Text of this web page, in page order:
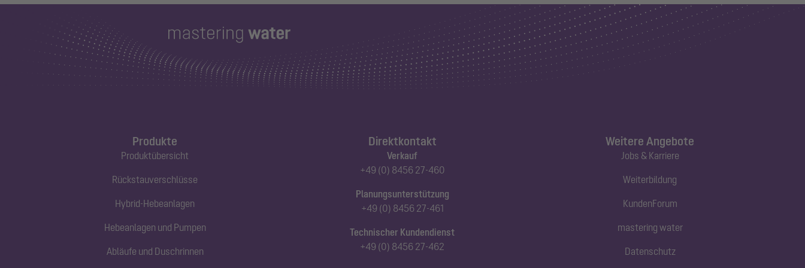
Produkte
Produktübersicht
Rückstauverschlüsse
Hybrid-Hebeanlagen
Hebeanlagen und Pumpen
Abläufe und Duschrinnen
Direktkontakt
Verkauf
+49 (0) 8456 27-460
Planungsunterstützung
+49 (0) 8456 27-461
Technischer Kundendienst
+49 (0) 8456 27-462
Weitere Angebote
Jobs & Karriere
Weiterbildung
KundenForum
mastering water
Datenschutz